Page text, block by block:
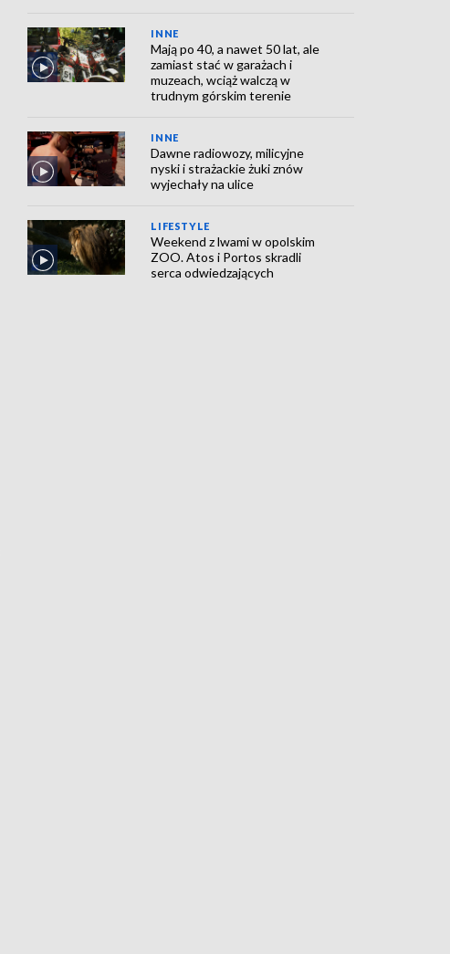
INNE
Mają po 40, a nawet 50 lat, ale
zamiast stać w garażach i
muzeach, wciąż walczą w
trudnym górskim terenie
INNE
Dawne radiowozy, milicyjne
nyski i strażackie żuki znów
wyjechały na ulice
LIFESTYLE
Weekend z lwami w opolskim
ZOO. Atos i Portos skradli
serca odwiedzających